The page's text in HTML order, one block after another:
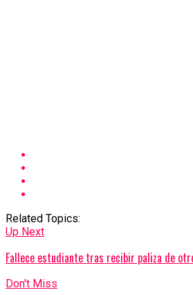
Related Topics:
Up Next
Fallece estudiante tras recibir paliza de
Don't Miss